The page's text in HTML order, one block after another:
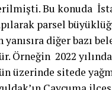
Bu konuda
parsel
diğer bazı
Örneğin 2022
üzerinde sitede